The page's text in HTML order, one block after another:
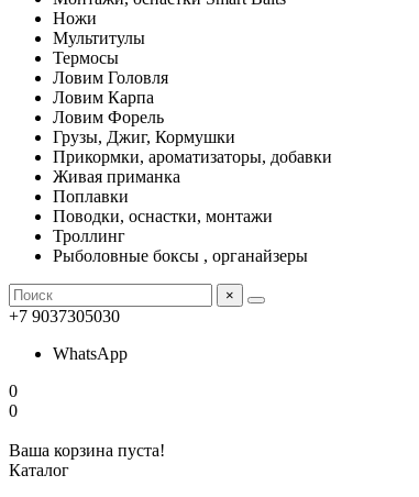
Ножи
Мультитулы
Термосы
Ловим Головля
Ловим Карпа
Ловим Форель
Грузы, Джиг, Кормушки
Прикормки, ароматизаторы, добавки
Живая приманка
Поплавки
Поводки, оснастки, монтажи
Троллинг
Рыболовные боксы , органайзеры
×
+7 9037305030
WhatsApp
0
0
Ваша корзина пуста!
Каталог